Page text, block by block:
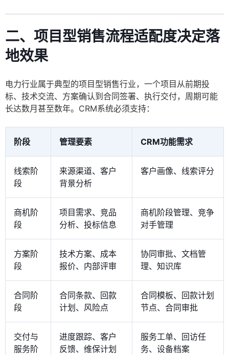
二、项目型销售流程适配度决定落
地效果
电力行业属于典型的项目型销售行业，一个项目从前期投
标、技术交流、方案确认到合同签署、执行交付，周期可能
长达数月甚至数年。CRM系统必须支持：
阶段 管理要素 CRM功能需求
线索阶
段
来源渠道、客户
背景分析
客户画像、线索评分
商机阶
段
项目需求、竞品
分析、投标信息
商机阶段管理、竞争
对手管理
方案阶
段
技术方案、成本
报价、内部评审
协同审批、文档管
理、知识库
合同阶
段
合同条款、回款
计划、风险点
合同模板、回款计划
节点、合同审批
交付与
服务阶
进度跟踪、客户
反馈、维保计划
服务工单、回访任
务、设备档案